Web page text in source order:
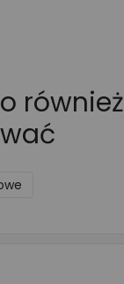
również